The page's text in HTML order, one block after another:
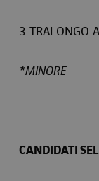
3 TRALONGO
*MINORE
CANDIDATI